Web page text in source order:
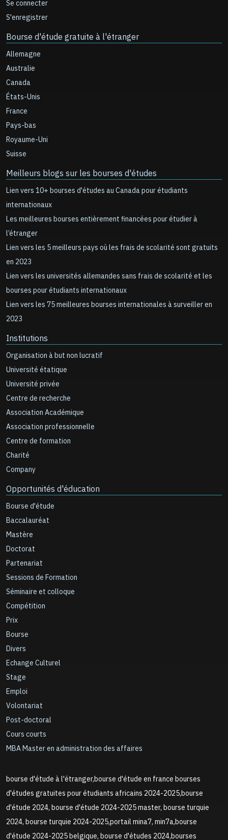
Se connecter
S'enregistrer
Bourse d'étude gratuite à l'étranger
Allemagne
Australie
Canada
États-Unis
France
Pays-bas
Royaume-Uni
Suisse
Meilleurs blogs sur les bourses d'études
Lien vers 10+ bourses d'études au Canada pour étudiants
internationaux
Les meilleures bourses entièrement financées pour étudier à
l’étranger
Lien vers les 5 meilleurs pays où les frais de scolarité sont gratuits
en 2023
Lien vers les universités allemandes sans frais de scolarité et les
bourses pour étudiants internationaux
Lien vers les 75 meilleures bourses internationales à surveiller en
2023
Institutions
Organisation à but non lucratif
Université étatique
Université privée
Centre de recherche
Association Académique
Association professionnelle
Centre de formation
Charité
Company
Opportunités d'éducation
Bourse d'étude
Baccalauréat
Mastère
Doctorat
Partenariat
Sessions de Formation
Séminaire et colloque
Compétition
Prix
Bourse
Divers
Echange Culturel
Stage
Emploi
Volontariat
Post-doctoral
Cours courts
MBA Master en administration des affaires
bourse d'étude à l'étranger,bourse d'étude en france bourses
d'études gratuites pour étudiants africains 2024-2025,bourse
d'étude 2024, bourse d'étude 2024-2025 master, bourse turquie
2024, bourse turquie 2024-2025,portail mina7, min7a,bourse
d'étude 2024-2025 belgique, bourse d'études 2024,bourses